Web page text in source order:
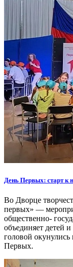
День Первых: старт к
Во Дворце
первых» —
общественно-
объединяет детей
головой
Первых.